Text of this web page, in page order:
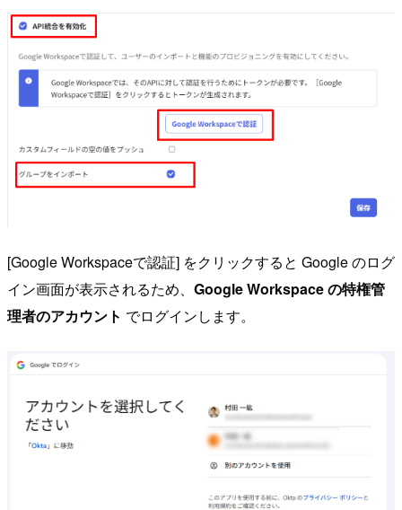
[Google Workspaceで認証] をクリックすると Google のログ
イン画面が表示されるため、 Google Workspace の特権管
理者のアカウント でログインします。